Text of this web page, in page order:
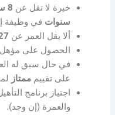
خبرة لا تقل عن 8 سنوات
سنوات في وظيفة
ألا يقل العمر عن 27
الحصول على مؤهل
في حال سبق له
على تقييمممتاز
اجتياز برنامج
والعمرة (إن وجد).